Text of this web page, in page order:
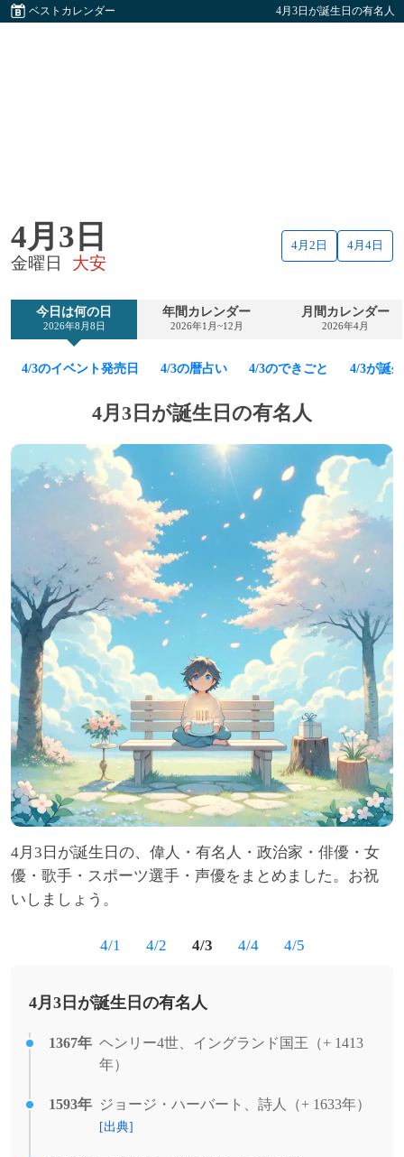
ベストカレンダー 4月3日が誕生日の有名人
4月3日
金曜日 大安
4月2日 4月4日
今日は何の日
2026年8月8日
年間カレンダー
2026年1月~12月
月間カレンダー
2026年4月
4/3のイベント発売日 4/3の暦占い 4/3のできごと 4/3が誕
4月3日が誕生日の有名人
4月3日が誕生日の、偉人・有名人・政治家・俳優・女
優・歌手・スポーツ選手・声優をまとめました。お祝
いしましょう。
4/1 4/2 4/3 4/4 4/5
4月3日が誕生日の有名人
1367年 ヘンリー4世、イングランド国王（+ 1413
年）
1593年 ジョージ・ハーバート、詩人（+ 1633年）
[出典]